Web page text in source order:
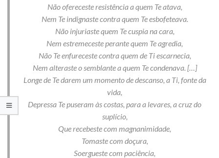
Não ofereceste resistência a quem Te atava,
Nem Te indignaste contra quem Te esbofeteava.
Não injuriaste quem Te cuspia na cara,
Nem estremeceste perante quem Te agredia,
Não Te enfureceste contra quem de Ti escarnecia,
Nem alteraste o semblante a quem Te condenava. […]
Longe de Te darem um momento de descanso, a Ti, fonte da
vida,
Depressa Te puseram às costas, para a levares, a cruz do
suplício,
Que recebeste com magnanimidade,
Tomaste com doçura,
Soergueste com paciência,